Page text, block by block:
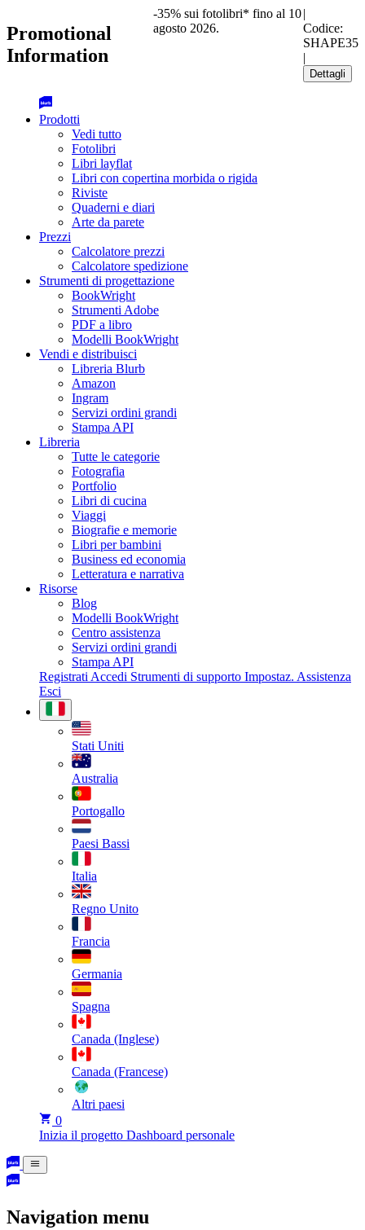
Promotional
Information
-35% sui fotolibri* fino al 10
agosto 2026.
|
Codice:
SHAPE35
|
Dettagli
Prodotti
Vedi tutto
Fotolibri
Libri layflat
Libri con copertina morbida o rigida
Riviste
Quaderni e diari
Arte da parete
Prezzi
Calcolatore prezzi
Calcolatore spedizione
Strumenti di progettazione
BookWright
Strumenti Adobe
PDF a libro
Modelli BookWright
Vendi e distribuisci
Libreria Blurb
Amazon
Ingram
Servizi ordini grandi
Stampa API
Libreria
Tutte le categorie
Fotografia
Portfolio
Libri di cucina
Viaggi
Biografie e memorie
Libri per bambini
Business ed economia
Letteratura e narrativa
Risorse
Blog
Modelli BookWright
Centro assistenza
Servizi ordini grandi
Stampa API
Registrati Accedi Strumenti di supporto Impostaz. Assistenza
Esci
Stati Uniti
Australia
Portogallo
Paesi Bassi
Italia
Regno Unito
Francia
Germania
Spagna
Canada (Inglese)
Canada (Francese)
Altri paesi
0
Inizia il progetto Dashboard personale
Navigation menu